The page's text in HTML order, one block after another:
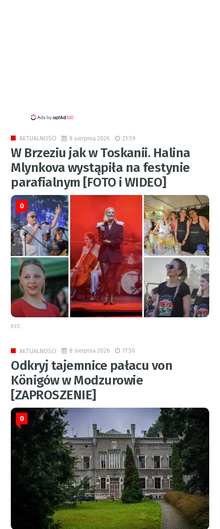
AKTUALNOŚCI 8 sierpnia 2026 21:59
W Brzeziu jak w Toskanii. Halina
Mlynkova wystąpiła na festynie
parafialnym [FOTO i WIDEO]
0
RED.
AKTUALNOŚCI 8 sierpnia 2026 17:50
Odkryj tajemnice pałacu von
Königów w Modzurowie
[ZAPROSZENIE]
0